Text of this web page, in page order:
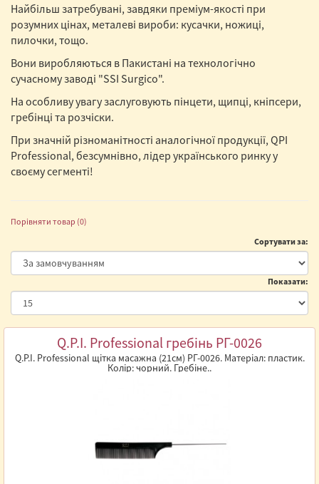
Найбільш затребувані, завдяки преміум-якості при
розумних цінах, металеві вироби: кусачки, ножиці,
пилочки, тощо.
Вони виробляються в Пакистані на технологічно
сучасному заводі "SSI Surgico".
На особливу увагу заслуговують пінцети, щипці, кніпсери,
гребінці та розчіски.
При значній різноманітності аналогічної продукції, QPI
Professional, безсумнівно, лідер українського ринку у
своєму сегменті!
Порівняти товар (0)
Сортувати за:
Показати:
Q.P.I. Professional гребінь PГ-0026
Q.P.I. Professional щітка масажна (21см) PГ-0026. Матеріал: пластик.
Колір: чорний. Гребіне..